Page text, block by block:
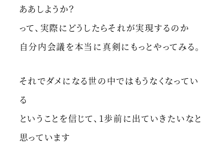
ああしようか？
って、実際にどうしたらそれが実現するのか
自分内会議を本当に真剣にもっとやってみる。
それでダメになる世の中ではもうなくなってい
る
ということを信じて、1歩前に出ていきたいなと
思っています